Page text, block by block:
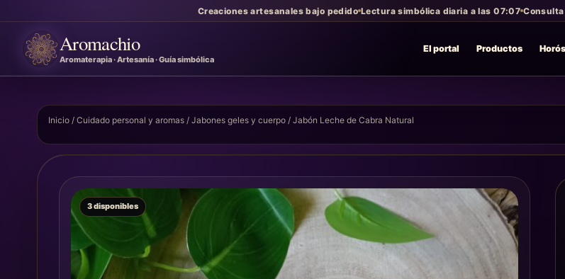
Creaciones artesanales bajo pedido Lectura simbólica diaria a las 07:07
Aromachio
Aromaterapia · Artesanía · Guía simbólica
El portal Productos
Inicio / Cuidado personal y aromas / Jabones geles y cuerpo / Jabón Leche de Cabra Natural
3 disponibles